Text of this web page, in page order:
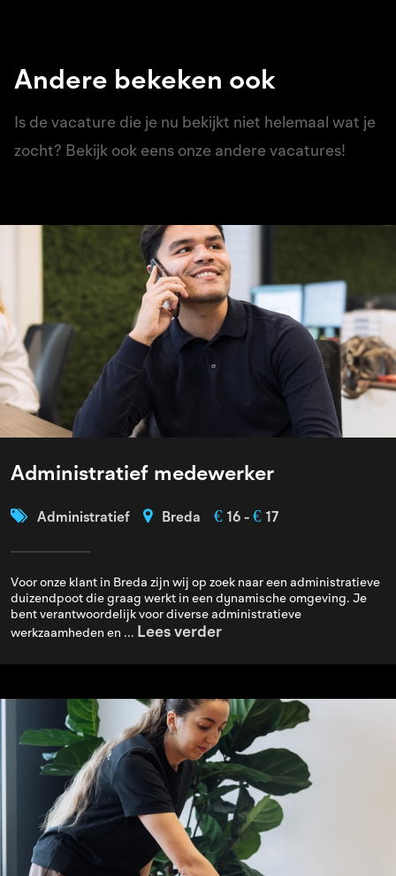
Andere bekeken ook
Is de vacature die je nu bekijkt niet helemaal wat je
zocht? Bekijk ook eens onze andere vacatures!
Administratief medewerker
Administratief Breda € 16 - € 17
Voor onze klant in Breda zijn wij op zoek naar een administratieve
duizendpoot die graag werkt in een dynamische omgeving. Je
bent verantwoordelijk voor diverse administratieve
werkzaamheden en ... Lees verder